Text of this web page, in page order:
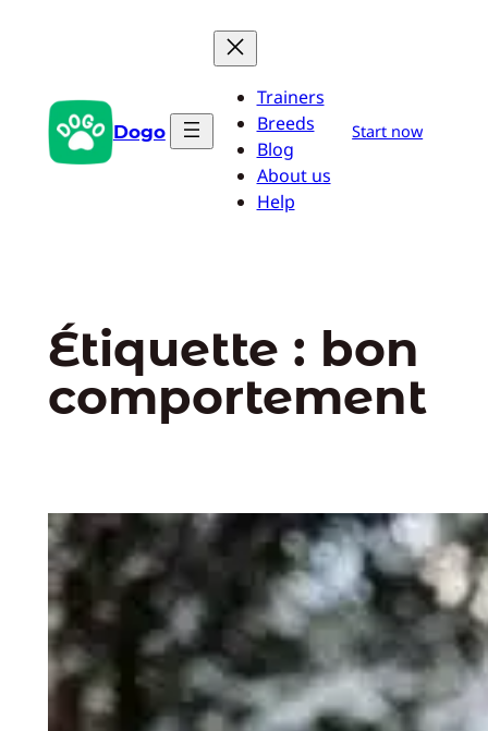
Dogo
Trainers
Breeds
Blog
About us
Help
Start now
Étiquette : bon
comportement